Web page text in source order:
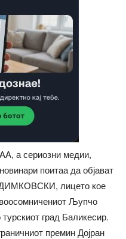
а сериозни медии,
поитаа да објават
лицето кое
Љупчо
град Баликесир.
премин Дојран